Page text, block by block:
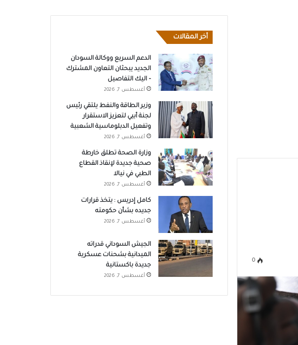
0
أخر المقالات
الدعم السريع ووكالة السودان
الجديد يبحثان التعاون المشترك
– اليك التفاصيل
أغسطس 7, 2026
وزير الطاقة والنفط يلتقي رئيس
لجنة أبيي لتعزيز الاستقرار
وتفعيل الدبلوماسية الشعبية
أغسطس 7, 2026
وزارة الصحة تطلق خارطة
صحية جديدة لإنقاذ القطاع
الطبي في نيالا
أغسطس 7, 2026
كامل إدريس : يتخذ قرارات
جديده بشأن حكومته
أغسطس 7, 2026
الجيش السوداني قدراته
الميدانية بشحنات عسكرية
جديدة باكستانية
أغسطس 7, 2026